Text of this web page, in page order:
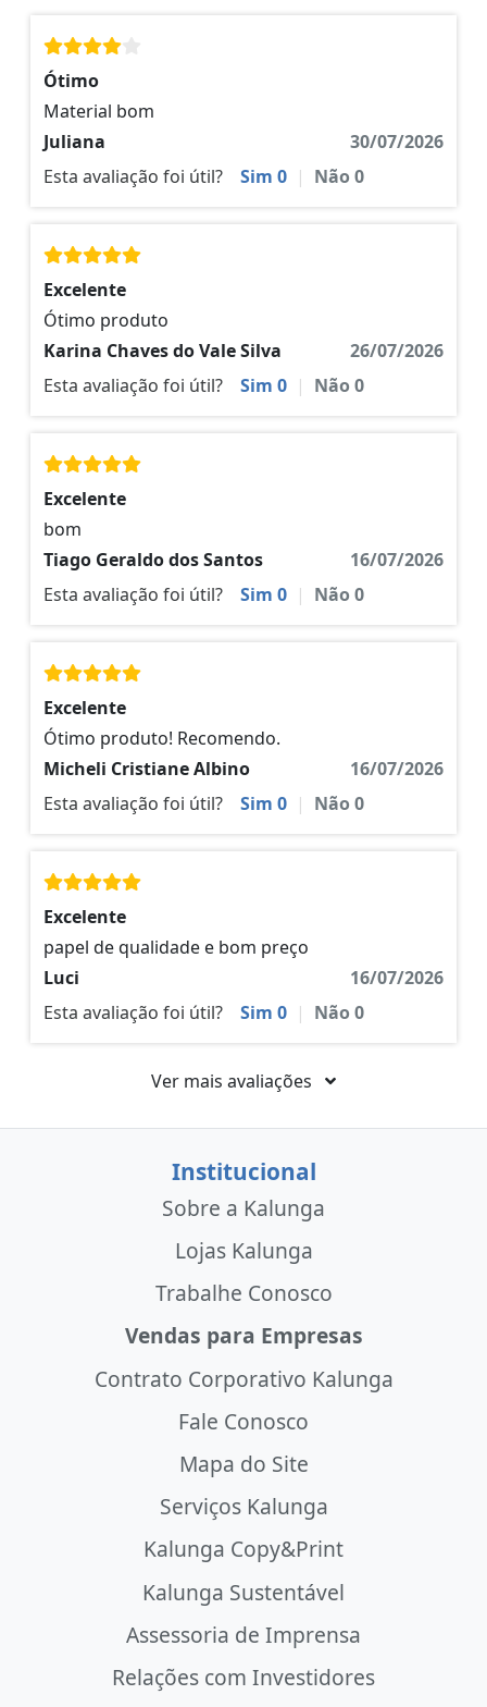
Ótimo
Material bom
Juliana
30/07/2026
Esta avaliação foi útil?
Sim 0 | Não0
Excelente
Ótimo produto
Karina Chaves do Vale Silva
26/07/2026
Esta avaliação foi útil?
Sim 0 | Não0
Excelente
bom
Tiago Geraldo dos Santos
16/07/2026
Esta avaliação foi útil?
Sim 0 | Não0
Excelente
Ótimo produto! Recomendo.
Micheli Cristiane Albino
16/07/2026
Esta avaliação foi útil?
Sim 0 | Não0
Excelente
papel de qualidade e bom preço
Luci
16/07/2026
Esta avaliação foi útil?
Sim 0 | Não0
Ver mais avaliações
Institucional
Sobre a Kalunga
Lojas Kalunga
Trabalhe Conosco
Vendas para Empresas
Contrato Corporativo Kalunga
Fale Conosco
Mapa do Site
Serviços Kalunga
Kalunga Copy&Print
Kalunga Sustentável
Assessoria de Imprensa
Relações com Investidores